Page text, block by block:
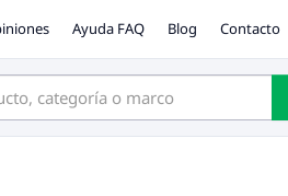
Ayuda FAQ Blog Contacto